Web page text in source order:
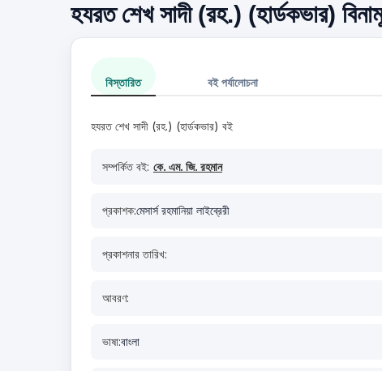
হযরত শেখ সাদী (রহ.) (হার্ডকভার)
বিস্তারিত বই পর্যালোচনা
হযরত শেখ সাদী (রহ.) (হার্ডকভার) বই
সম্পর্কিত বই: কে. এম. জি. রহমান
প্রকাশক:মেসার্স রহমানিয়া লাইব্রেরী
প্রকাশনার তারিখ:
আবরণ:
ভাষা:বাংলা